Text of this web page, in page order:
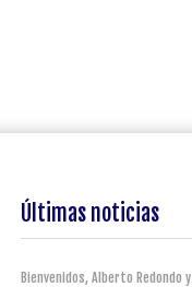
Últimas noticias
Bienvenidos, Alberto Redondo